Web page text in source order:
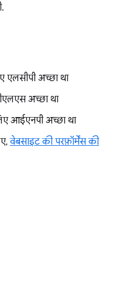
एलसीपी अच्छा था
अच्छा था
आईएनपी अच्छा था
वेबसाइट की परफ़ॉर्मेंस की